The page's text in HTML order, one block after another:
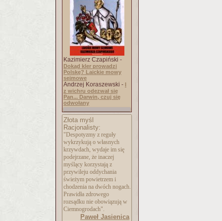
Kazimierz Czapiński -
Dokąd kler prowadzi
Polskę? Laickie mowy
sejmowe
Andrzej Koraszewski - I
z wichru odezwał się
Pan... Darwin, czuj się
odwołany
Złota myśl
Racjonalisty:
"Despotyzmy z reguły
wykrzykują o własnych
krzywdach, wydaje im się
podejrzane, że inaczej
myślący korzystają z
przywileju oddychania
świeżym powietrzem i
chodzenia na dwóch nogach.
Prawidła zdrowego
rozsądku nie obowiązują w
Ciemnogrodach".
Paweł Jasienica